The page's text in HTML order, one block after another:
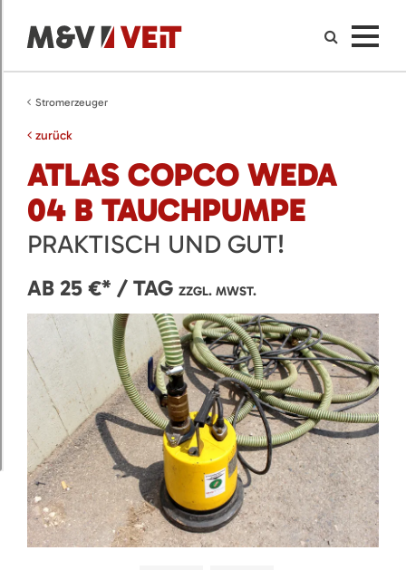
Stromerzeuger
zurück
ATLAS COPCO WEDA
04 B TAUCHPUMPE
PRAKTISCH UND GUT!
AB 25 €* / TAG ZZGL. MWST.